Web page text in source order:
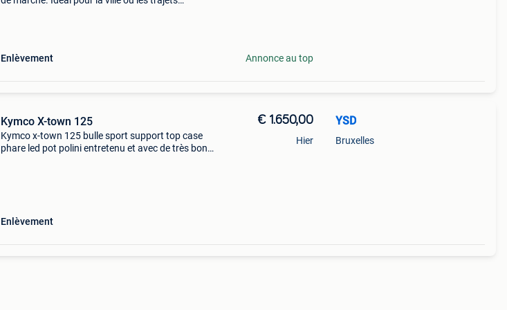
Enlèvement
Annonce au top
Kymco X-town 125
Kymco x-town 125 bulle sport support top case
phare led pot polini entretenu et avec de très bon
Enlèvement
€ 1.650,00
Hier
YSD
Bruxelles